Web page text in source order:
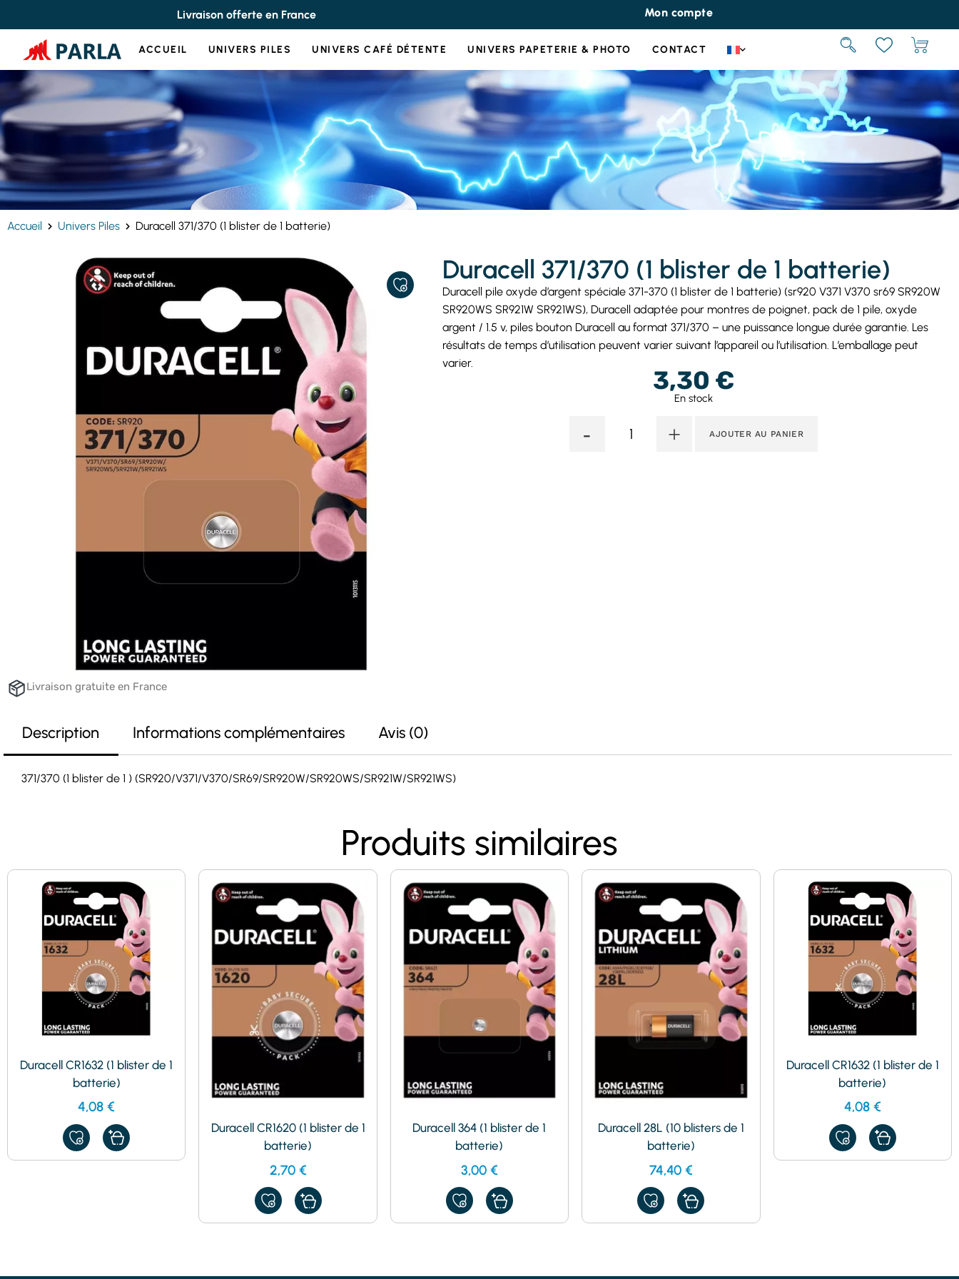
Livraison offerte en France Mon compte
ACCUEIL UNIVERS PILES UNIVERS CAFÉ DÉTENTE UNIVERS PAPETERIE & PHOTO CONTACT
Accueil Univers Piles Duracell 371/370 (1 blister de 1 batterie)
AJOUTER
À
Livraison gratuite en France
Duracell 371/370 (1 blister de 1 batterie)
Duracell pile oxyde d’argent spéciale 371-370 (1 blister de 1 batterie) (sr920 V371 V370 sr69 SR920W
SR920WS SR921W SR921WS), Duracell adaptée pour montres de poignet, pack de 1 pile, oxyde
argent / 1.5 v, piles bouton Duracell au format 371/370 – une puissance longue durée garantie. Les
résultats de temps d’utilisation peuvent varier suivant l’appareil ou l’utilisation. L’emballage peut
varier.
3,30 €
En stock
- + AJOUTER AU PANIER
Description Informations complémentaires Avis (0)
371/370 (1 blister de 1 ) (SR920/V371/V370/SR69/SR920W/SR920WS/SR921W/SR921WS)
Produits similaires
Duracell CR1632 (1 blister de 1
batterie)
4,08€
AJOUTER
À
MES
Duracell CR1620 (1 blister de 1
batterie)
2,70 €
AJOUTER
À
MES
Duracell 364 (1 blister de 1
batterie)
3,00 €
AJOUTER
À
MES
Duracell 28L (10 blisters de 1
batterie)
74,40 €
AJOUTER
À
MES
Duracell CR1632 (1 blister de 1
batterie)
4,08 €
AJOUTER
À
MES